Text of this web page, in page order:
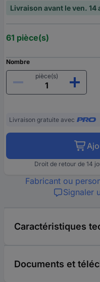
Livraison avant le ven. 14
61 pièce(s)
Nombre
pièce(s)
Livraison gratuite avec
Droit de retour de 14
Fabricant ou
Signaler
Caractéristiques
Documents et